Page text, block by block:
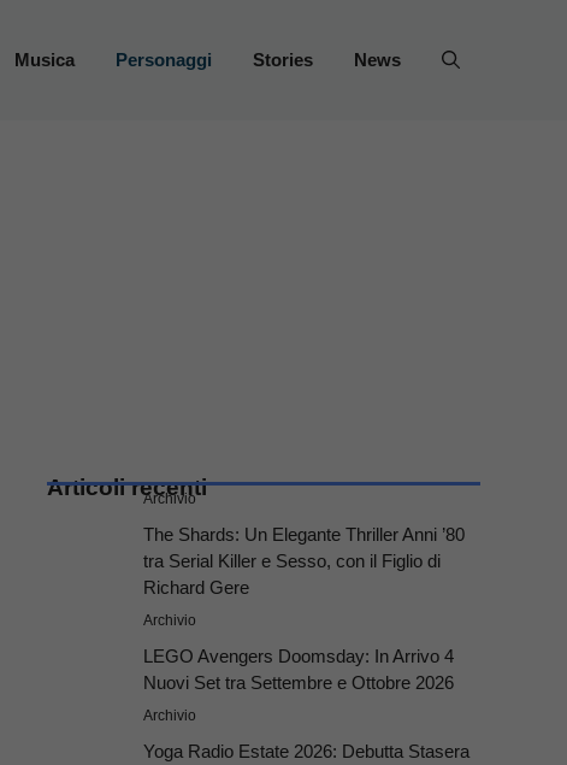
Musica Personaggi Stories News
Articoli recenti
Archivio
The Shards: Un Elegante Thriller Anni ’80
tra Serial Killer e Sesso, con il Figlio di
Richard Gere
Archivio
LEGO Avengers Doomsday: In Arrivo 4
Nuovi Set tra Settembre e Ottobre 2026
Archivio
Yoga Radio Estate 2026: Debutta Stasera